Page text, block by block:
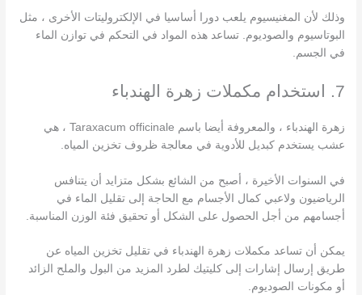
وذلك لأن المغنيسيوم يلعب دورا أساسيا في الإلكتروليتات الأخرى ، مثل
البوتاسيوم والصوديوم. تساعد هذه المواد في التحكم في توازن الماء
في الجسم.
7. استخدام مكملات زهرة الهندباء
زهرة الهندباء ، والمعروفة أيضا باسم Taraxacum officinale ، هي
عشب يستخدم كبديل للأدوية في معالجة ظروف تخزين المياه.
في السنوات الأخيرة ، أصبح من الشائع بشكل متزايد أن يتنافس
الرياضيون ولاعبي كمال الأجسام مع الحاجة إلى تقليل الماء في
أجسامهم من أجل الحصول على الشكل أو تحقيق فئة الوزن المناسبة.
يمكن أن تساعد مكملات زهرة الهندباء في تقليل تخزين المياه عن
طريق إرسال إشارات إلى كليتيك لطرد المزيد من البول والملح الزائد
أو مكونات الصوديوم.